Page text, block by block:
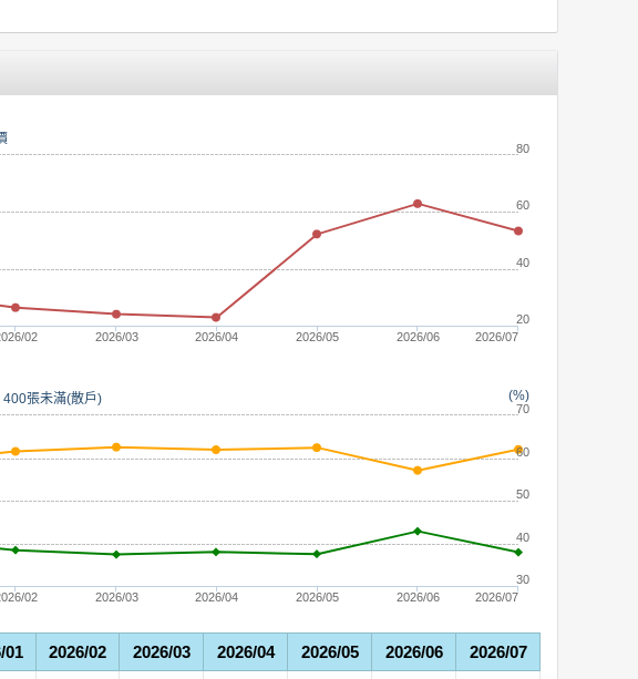
02 2026/03 2026/04 2026/05 2026/06 2026/07
20
40
60
80
(%)
400張未滿(散戶)
02 2026/03 2026/04 2026/05 2026/06 2026/07
30
40
50
60
70
01 2026/02 2026/03 2026/04 2026/05 2026/06
2026/07